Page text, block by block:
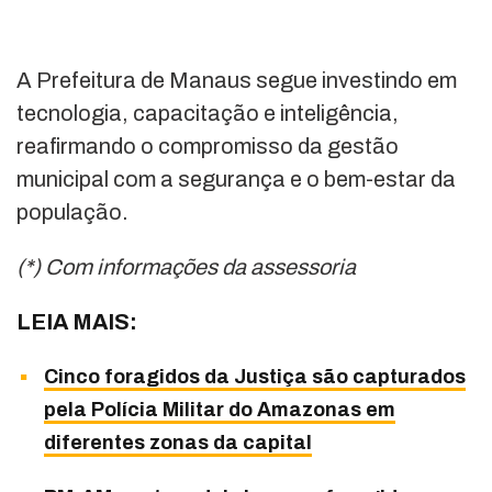
A Prefeitura de Manaus segue investindo em
tecnologia, capacitação e inteligência,
reafirmando o compromisso da gestão
municipal com a segurança e o bem-estar da
população.
(*) Com informações da assessoria
LEIA MAIS:
Cinco foragidos da Justiça são capturados
pela Polícia Militar do Amazonas em
diferentes zonas da capital